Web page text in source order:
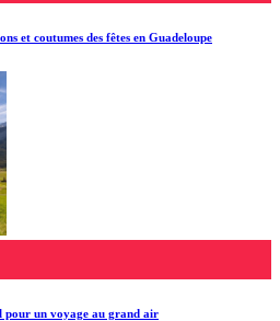
et coutumes des fêtes en Guadeloupe
pour un voyage au grand air